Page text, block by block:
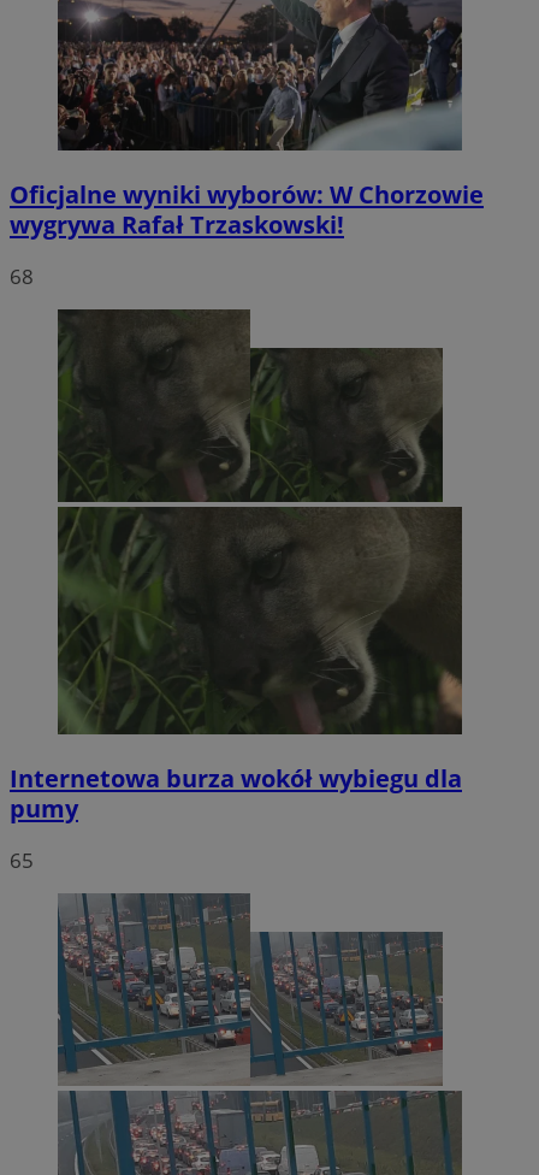
Oficjalne wyniki wyborów: W Chorzowie
wygrywa Rafał Trzaskowski!
68
Internetowa burza wokół wybiegu dla
pumy
65